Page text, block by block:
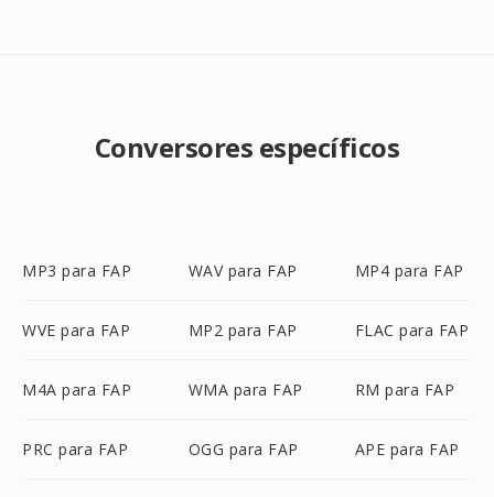
Conversores específicos
MP3 para FAP WAV para FAP MP4 para FAP
WVE para FAP MP2 para FAP FLAC para FAP
M4A para FAP WMA para FAP RM para FAP
PRC para FAP OGG para FAP APE para FAP